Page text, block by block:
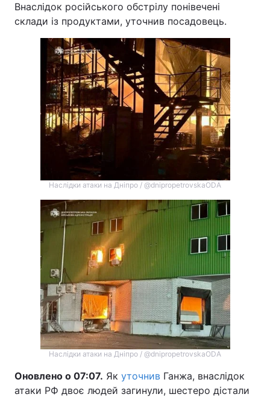
Тема оформлення
Внаслідок російського обстрілу понівечені
склади із продуктами, уточнив посадовець.
Наслідки атаки на Дніпро / @dnipropetrovskaODA
Наслідки атаки на Дніпро / @dnipropetrovskaODA
Оновлено о 07:07. Як уточнив Ганжа, внаслідок
атаки РФ двоє людей загинули, шестеро дістали